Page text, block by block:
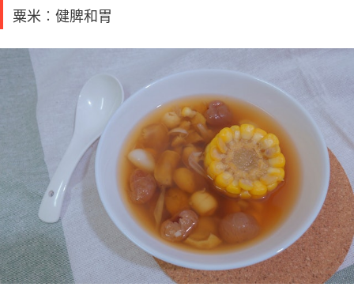
粟米︰健脾和胃